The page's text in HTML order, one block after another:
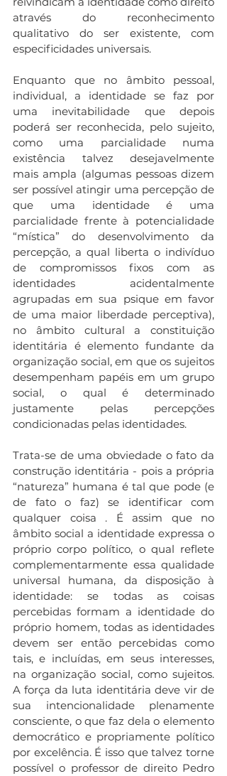
através do reconhecimento
qualitativo do ser existente, com
especificidades universais.
Enquanto que no âmbito pessoal,
individual, a identidade se faz por
uma inevitabilidade que depois
poderá ser reconhecida, pelo sujeito,
como uma parcialidade numa
existência talvez desejavelmente
mais ampla (algumas pessoas dizem
ser possível atingir uma percepção de
que uma identidade é uma
parcialidade frente à potencialidade
“mística” do desenvolvimento da
percepção, a qual liberta o indivíduo
de compromissos fixos com as
identidades acidentalmente
agrupadas em sua psique em favor
de uma maior liberdade perceptiva),
no âmbito cultural a constituição
identitária é elemento fundante da
organização social, em que os sujeitos
desempenham papéis em um grupo
social, o qual é determinado
justamente pelas percepções
condicionadas pelas identidades.
Trata-se de uma obviedade o fato da
construção identitária - pois a própria
“natureza” humana é tal que pode (e
de fato o faz) se identificar com
qualquer coisa . É assim que no
âmbito social a identidade expressa o
próprio corpo político, o qual reflete
complementarmente essa qualidade
universal humana, da disposição à
identidade: se todas as coisas
percebidas formam a identidade do
próprio homem, todas as identidades
devem ser então percebidas como
tais, e incluídas, em seus interesses,
na organização social, como sujeitos.
A força da luta identitária deve vir de
sua intencionalidade plenamente
consciente, o que faz dela o elemento
democrático e propriamente político
por excelência. É isso que talvez torne
possível o professor de direito Pedro